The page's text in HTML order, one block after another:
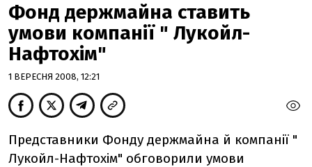
Фонд держмайна ставить
умови компанії " Лукойл-
Нафтохім"
1 ВЕРЕСНЯ 2008, 12:21
Представники Фонду держмайна й компанії "
Лукойл-Нафтохім" обговорили умови